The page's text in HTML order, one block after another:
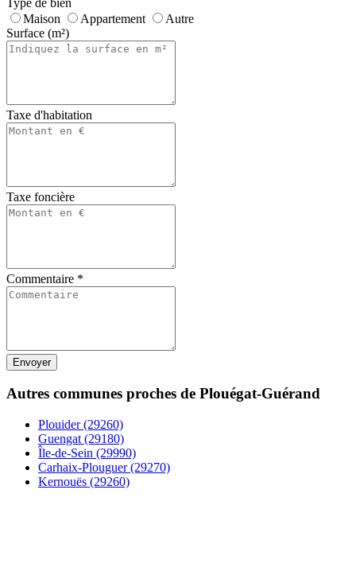
Maison
Appartement
Autre
Surface (m²)
Taxe d'habitation
Taxe foncière
Commentaire *
Autres communes proches de Plouégat-Guérand
Plouider (29260)
Guengat (29180)
Île-de-Sein (29990)
Carhaix-Plouguer (29270)
Kernouës (29260)